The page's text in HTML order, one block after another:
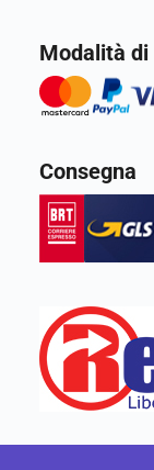
Modalità
Consegna